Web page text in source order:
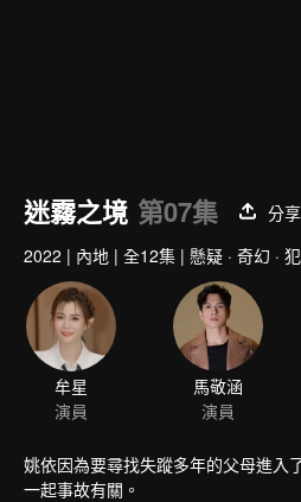
迷霧之境 第07集
分享
2022 | 內地 | 全12集 | 懸疑 · 奇幻 ·
牟星
演員
馬敬涵
演員
姚依因為要尋找失蹤多年的父母進入
一起事故有關。